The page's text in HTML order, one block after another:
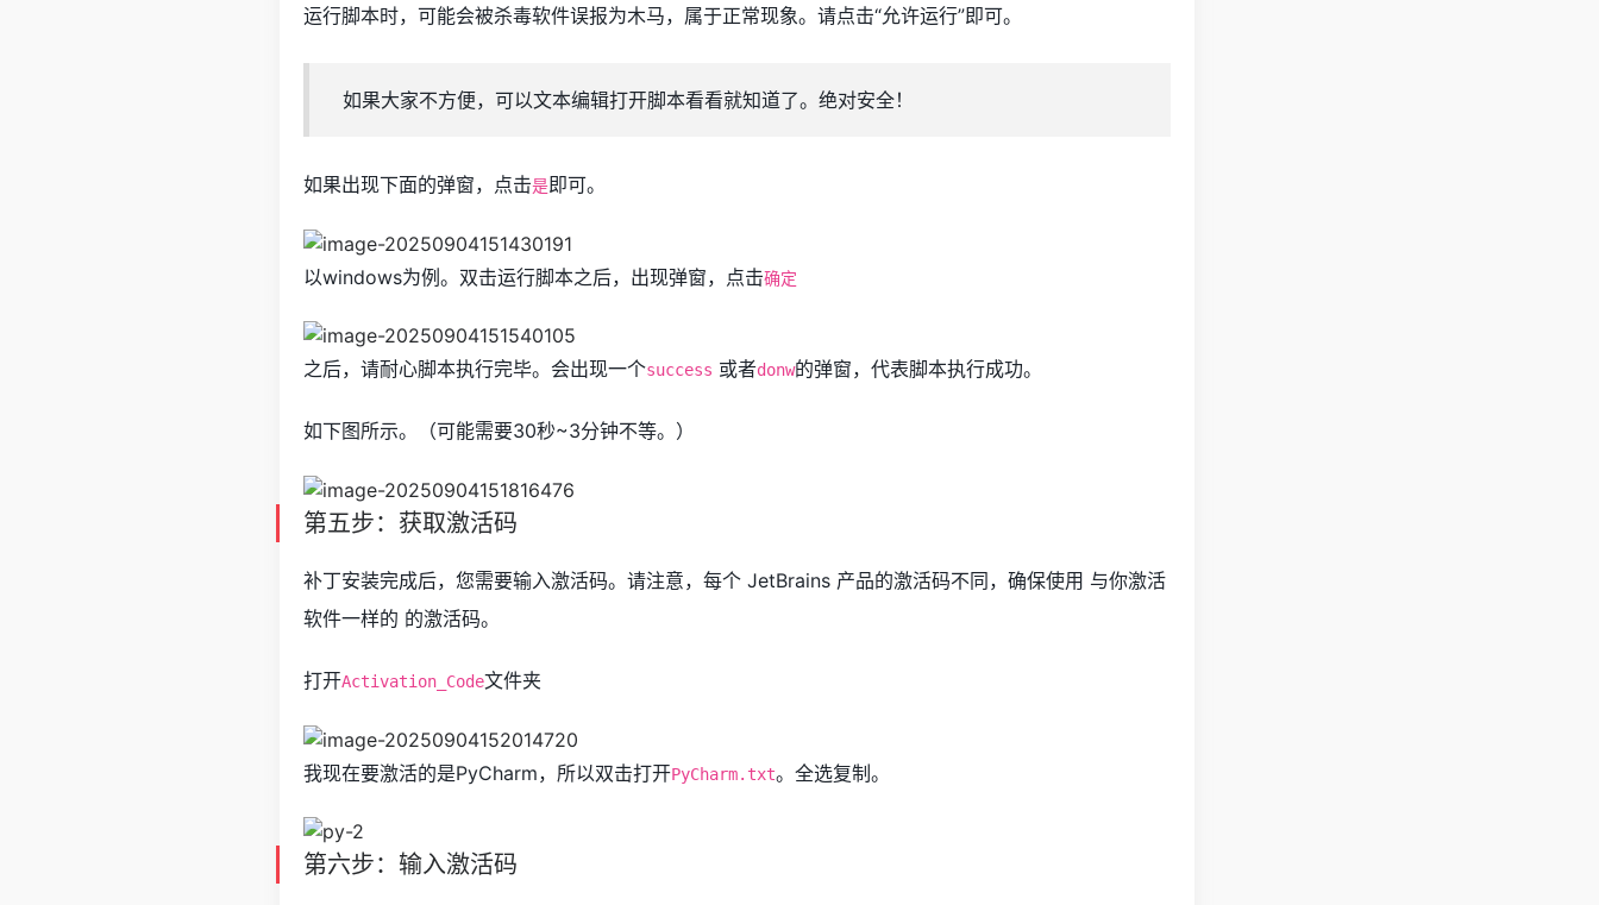
运行脚本时，可能会被杀毒软件误报为木马，属于正常现象。请点击“允许运行”即可。
如果大家不方便，可以文本编辑打开脚本看看就知道了。绝对安全！
如果出现下面的弹窗，点击是即可。
以windows为例。双击运行脚本之后，出现弹窗，点击确定
之后，请耐心脚本执行完毕。会出现一个success 或者donw的弹窗，代表脚本执行成功。
如下图所示。（可能需要30秒~3分钟不等。）
第五步：获取激活码
补丁安装完成后，您需要输入激活码。请注意，每个 JetBrains 产品的激活码不同，确保使用 与你激活
软件一样的 的激活码。
打开Activation_Code文件夹
我现在要激活的是PyCharm，所以双击打开PyCharm.txt。全选复制。
第六步：输入激活码